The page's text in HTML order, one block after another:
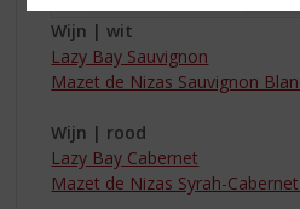
Wijn | wit
Lazy Bay Sauvignon
Mazet de Nizas Sauvignon
Wijn | rood
Lazy Bay Cabernet
Mazet de Nizas Syrah-